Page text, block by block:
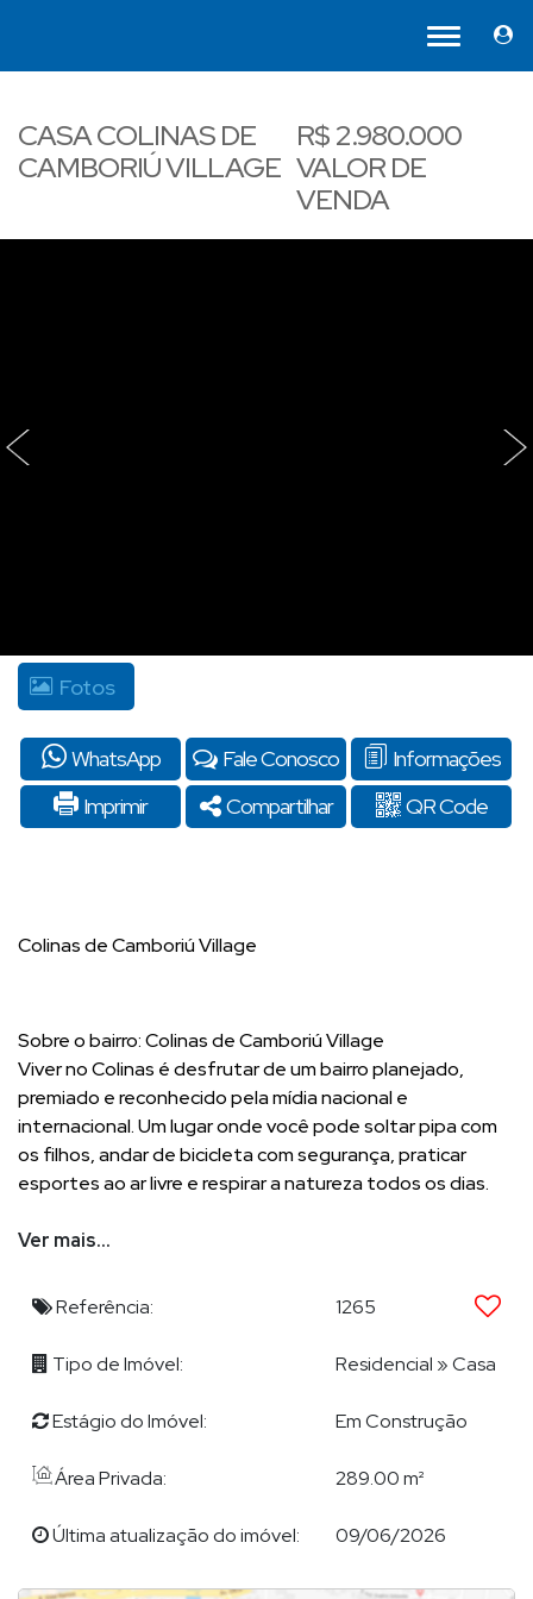
CASA COLINAS DE
CAMBORIÚ VILLAGE
R$2.980.000
VALOR DE
VENDA
‹ ›
Fotos
WhatsApp Fale Conosco
Informações
Imprimir
Compartilhar QR Code
Colinas de Camboriú Village
Sobre o bairro: Colinas de Camboriú Village
Viver no Colinas é desfrutar de um bairro planejado,
premiado e reconhecido pela mídia nacional e
internacional. Um lugar onde você pode soltar pipa com
os filhos, andar de bicicleta com segurança, praticar
esportes ao ar livre e respirar a natureza todos os dias.
Segurança planejada
Conexão com o essencial
Destaque em veículos como NSC e ND, o Colinas atrai
urbanísticos mais desejados de Santa Catarina.
Uma casa nova, moderna, inteligente, em um dos bairros
POR QUE ESCOLHER DEMIAN?
Ver mais...
Referência: 1265
Tipo de Imóvel: Residencial »Casa
Estágio do Imóvel: Em Construção
Área Privada: 289.00 m²
Última atualização do imóvel: 09/06/2026